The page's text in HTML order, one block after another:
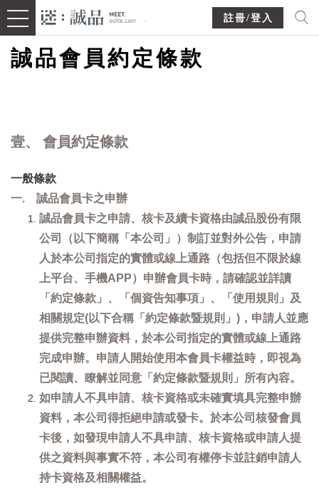
註冊/登入
誠品會員約定條款
壹、 會員約定條款
一般條款
一. 誠品會員卡之申辦
誠品會員卡之申請、核卡及續卡資格由誠品股份有限
公司（以下簡稱「本公司」）制訂並對外公告，申請
人於本公司指定的實體或線上通路（包括但不限於線
上平台、手機APP）申辦會員卡時，請確認並詳讀
「約定條款」、「個資告知事項」、「使用規則」及
相關規定(以下合稱「約定條款暨規則」)，申請人並應
提供完整申辦資料，於本公司指定的實體或線上通路
完成申辦。申請人開始使用本會員卡權益時，即視為
已閱讀、瞭解並同意「約定條款暨規則」所有內容。
如申請人不具申請、核卡資格或未確實填具完整申辦
資料，本公司得拒絕申請或發卡。於本公司核發會員
卡後，如發現申請人不具申請、核卡資格或申請人提
供之資料與事實不符，本公司有權停卡並註銷申請人
持卡資格及相關權益。